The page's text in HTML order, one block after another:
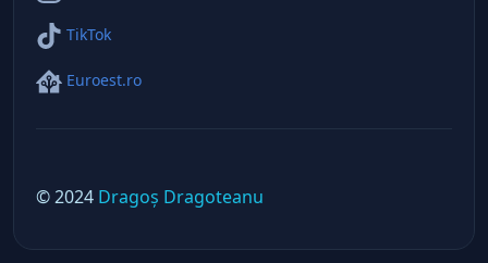
TikTok
Euroest.ro
© 2024 Dragoș Dragoteanu